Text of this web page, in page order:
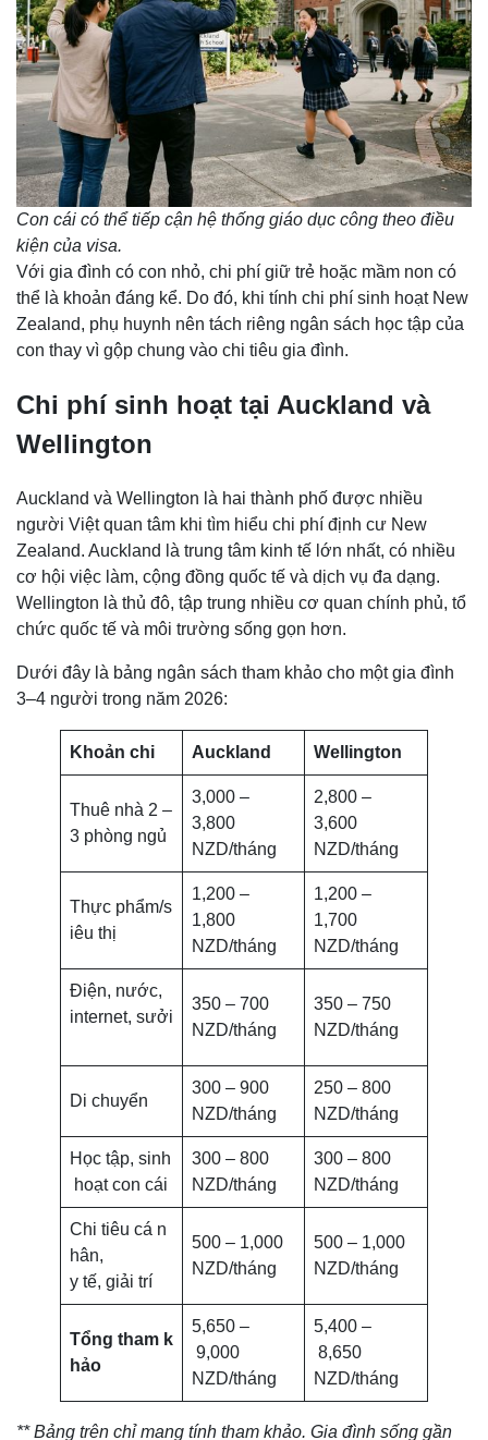
Con cái có thể tiếp cận hệ thống giáo dục công theo điều
kiện của visa.
Với gia đình có con nhỏ, chi phí giữ trẻ hoặc mầm non có
thể là khoản đáng kể. Do đó, khi tính chi phí sinh hoạt New
Zealand, phụ huynh nên tách riêng ngân sách học tập của
con thay vì gộp chung vào chi tiêu gia đình.
Chi phí sinh hoạt tại Auckland và
Wellington
Auckland và Wellington là hai thành phố được nhiều
người Việt quan tâm khi tìm hiểu chi phí định cư New
Zealand. Auckland là trung tâm kinh tế lớn nhất, có nhiều
cơ hội việc làm, cộng đồng quốc tế và dịch vụ đa dạng.
Wellington là thủ đô, tập trung nhiều cơ quan chính phủ, tổ
chức quốc tế và môi trường sống gọn hơn.
Dưới đây là bảng ngân sách tham khảo cho một gia đình
3–4 người trong năm 2026:
Khoản chi Auckland Wellington
Thuê nhà 2 –
3 phòng ngủ
3,000 –
3,800
NZD/tháng
2,800 –
3,600
NZD/tháng
Thực phẩm/s
iêu thị
1,200 –
1,800
NZD/tháng
1,200 –
1,700
NZD/tháng
Điện, nước,
internet, sưởi
350 – 700
NZD/tháng
350 – 750
NZD/tháng
Di chuyển
300 – 900
NZD/tháng
250 – 800
NZD/tháng
Học tập, sinh
hoạt con cái
300 – 800
NZD/tháng
300 – 800
NZD/tháng
Chi tiêu cá n
hân,
y tế, giải trí
500 – 1,000
NZD/tháng
500 – 1,000
NZD/tháng
Tổng tham k
hảo
5,650 –
9,000
NZD/tháng
5,400 –
8,650
NZD/tháng
** Bảng trên chỉ mang tính tham khảo. Gia đình sống gần